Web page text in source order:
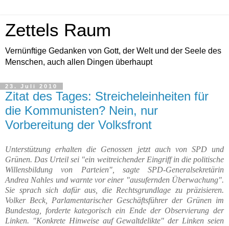
Zettels Raum
Vernünftige Gedanken von Gott, der Welt und der Seele des
Menschen, auch allen Dingen überhaupt
23. Juli 2010
Zitat des Tages: Streicheleinheiten für
die Kommunisten? Nein, nur
Vorbereitung der Volksfront
Unterstützung erhalten die Genossen jetzt auch von SPD und
Grünen. Das Urteil sei "ein weitreichender Eingriff in die politische
Willensbildung von Parteien", sagte SPD-Generalsekretärin
Andrea Nahles und warnte vor einer "ausufernden Überwachung".
Sie sprach sich dafür aus, die Rechtsgrundlage zu präzisieren.
Volker Beck, Parlamentarischer Geschäftsführer der Grünen im
Bundestag, forderte kategorisch ein Ende der Observierung der
Linken. "Konkrete Hinweise auf Gewaltdelikte" der Linken seien